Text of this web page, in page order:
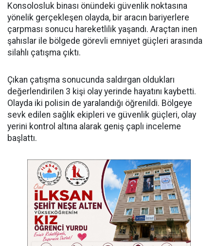
Konsolosluk binası önündeki güvenlik noktasına
yönelik gerçekleşen olayda, bir aracın bariyerlere
çarpması sonucu hareketlilik yaşandı. Araçtan inen
şahıslar ile bölgede görevli emniyet güçleri arasında
silahlı çatışma çıktı.
Çıkan çatışma sonucunda saldırgan oldukları
değerlendirilen 3 kişi olay yerinde hayatını kaybetti.
Olayda iki polisin de yaralandığı öğrenildi. Bölgeye
sevk edilen sağlık ekipleri ve güvenlik güçleri, olay
yerini kontrol altına alarak geniş çaplı inceleme
başlattı.